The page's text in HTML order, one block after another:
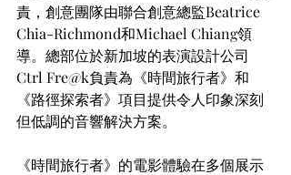
責，創意團隊由聯合創意總監Beatrice
Chia-Richmond和Michael Chiang領
導。總部位於新加坡的表演設計公司
Ctrl Fre@k負責為《時間旅行者》和
《路徑探索者》項目提供令人印象深刻
但低調的音響解決方案。
《時間旅行者》的電影體驗在多個展示